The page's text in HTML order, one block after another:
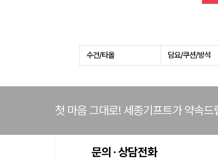
수건/타올 담요/쿠션/방석
첫 마음 그대로! 세종기프트가 약속드
문의 · 상담전화